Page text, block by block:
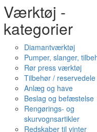
Værktøj -
kategorier
Diamantværktøj
Pumper, slanger,
Rør press værktøj
Tilbehør / reservedele
Anlæg og have
Beslag og befæstelse
Rengørings- og
skurvognsartikler
Redskaber til vinter